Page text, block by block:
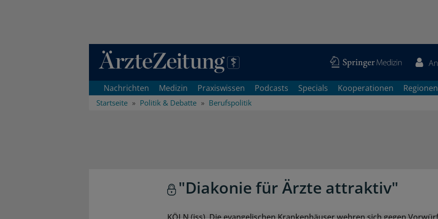
Direkt zum Inhaltsbereich
Nachrichten Medizin Praxiswissen Podcasts Specials Kooperationen Regionen
Startseite Politik & Debatte Berufspolitik
"Diakonie für Ärzte attraktiv"